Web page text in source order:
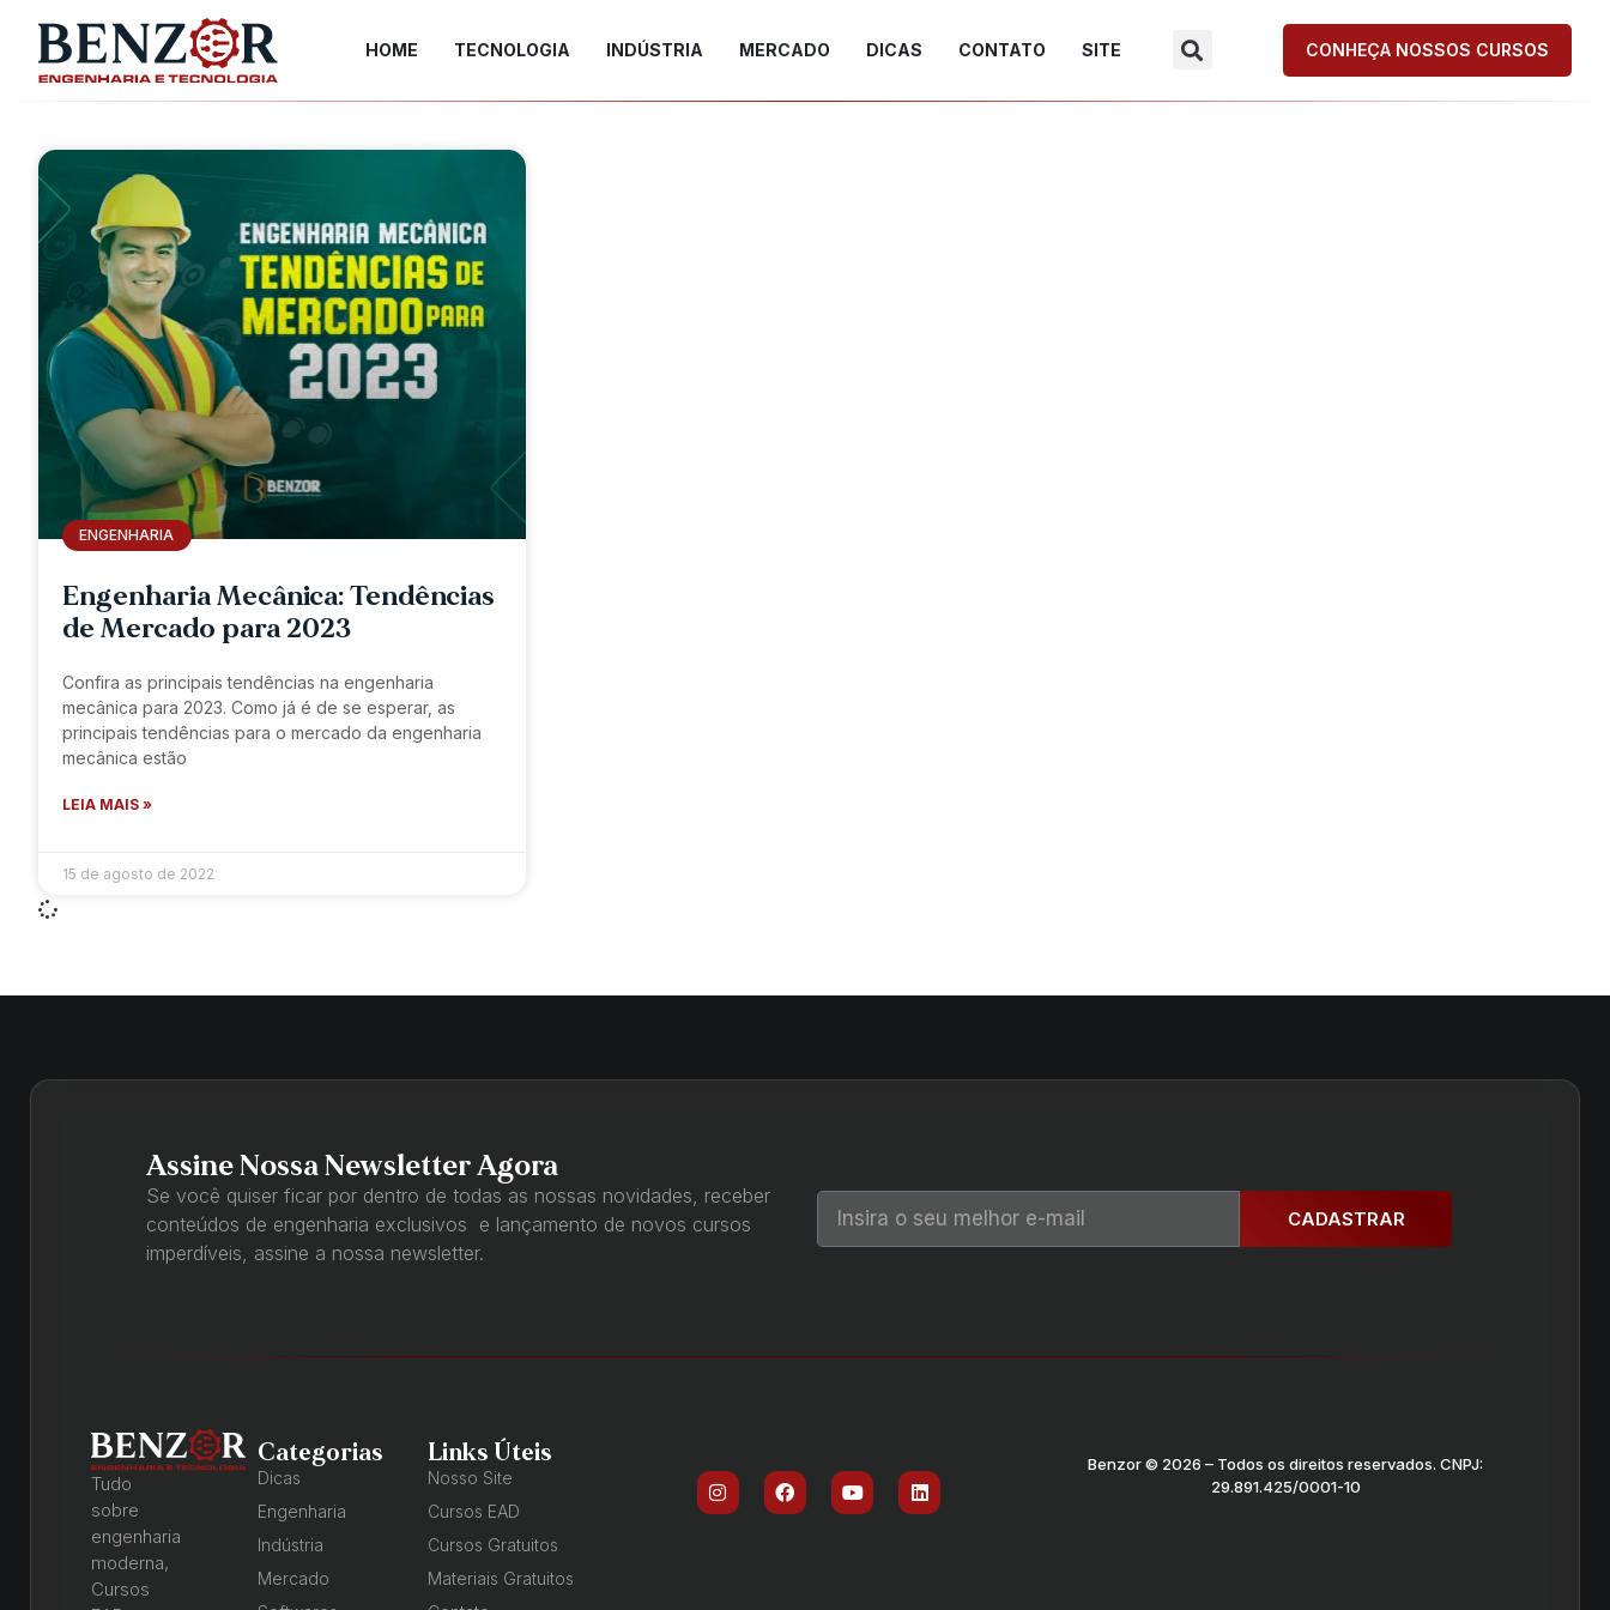
HOME TECNOLOGIA INDÚSTRIA MERCADO DICAS CONTATO SITE CONHEÇA NOSSOS CURSOS
ENGENHARIA
Engenharia Mecânica: Tendências
de Mercado para 2023
Confira as principais tendências na engenharia
mecânica para 2023. Como já é de se esperar, as
principais tendências para o mercado da engenharia
mecânica estão
LEIA MAIS »
15 de agosto de 2022
Assine Nossa Newsletter Agora
Se você quiser ficar por dentro de todas as nossas novidades, receber
conteúdos de engenharia exclusivos e lançamento de novos cursos
imperdíveis, assine a nossa newsletter.
CADASTRAR
Tudo
sobre
engenharia
moderna,
Cursos
Categorias
Dicas
Engenharia
Indústria
Mercado
Links Úteis
Nosso Site
Cursos EAD
Cursos Gratuitos
Materiais Gratuitos
Benzor © 2026 – Todos os direitos reservados. CNPJ:
29.891.425/0001-10